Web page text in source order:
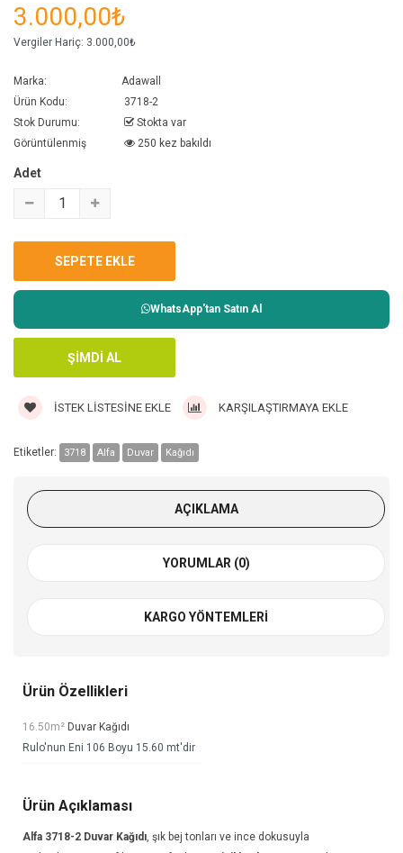
3.000,00₺
Vergiler Hariç: 3.000,00₺
Marka:
Adawall
Ürün Kodu:
3718-2
Stok Durumu:
Stokta var
Görüntülenmiş
250 kez bakıldı
Adet
WhatsApp'tan Satın Al
İSTEK LISTESINE EKLE KARŞILAŞTIRMAYA EKLE
Etiketler: 3718 Alfa Duvar Kağıdı
AÇIKLAMA
YORUMLAR (0)
KARGO YÖNTEMLERI
Ürün Özellikleri
16.50m² Duvar Kağıdı
Rulo'nun Eni 106 Boyu 15.60 mt'dir
Ürün Açıklaması
Alfa 3718-2 Duvar Kağıdı , şık bej tonları ve ince dokusuyla